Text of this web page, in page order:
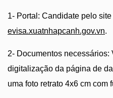
1- Portal: Candidate pelo
evisa.xuatnhapcanh.gov.vn.
2- Documentos necessários:
digitalização da página de
uma foto retrato 4x6 cm com